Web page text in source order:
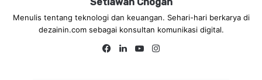
Menulis tentang teknologi dan keuangan. Sehari-hari berkarya di
dezainin.com sebagai konsultan komunikasi digital.
Fa
Lin
Yo